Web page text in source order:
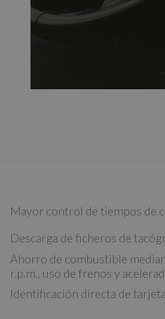
Mayor control de tiempos de
Descarga de ficheros de
Ahorro de combustible
r.p.m., uso de frenos y
Identificación directa de